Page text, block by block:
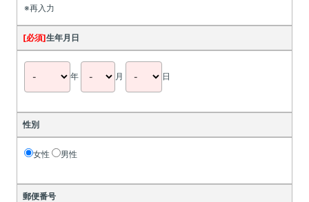
※再入力
[必須]生年月日
年 月 日
性別
女性 男性
郵便番号